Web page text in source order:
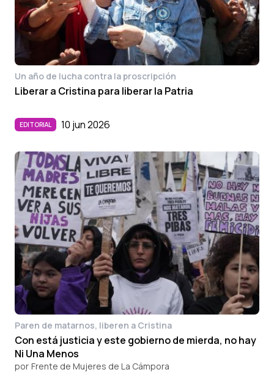
Un año de lucha contra la proscripción
Liberar a Cristina para liberar la Patria
EDITORIAL 10 jun 2026
Paren de matarnos, liberen a Cristina
Con está justicia y este gobierno de mierda, no hay
Ni Una Menos
por Frente de Mujeres de La Cámpora